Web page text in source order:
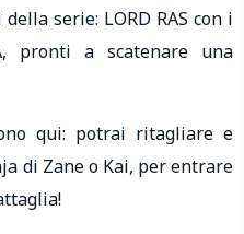
serie: LORD RAS con i
pronti a scatenare una
qui: potrai ritagliare e
di Zane o Kai, per entrare